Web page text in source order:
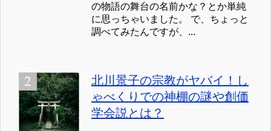
の物語の舞台の名前かな？とか単純
に思っちゃいました。 で、ちょっと
調べてみたんですが、...
北川景子の宗教がヤバイ！し
ゃべくりでの神棚の謎や創価
学会説とは？